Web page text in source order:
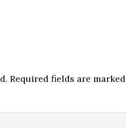
Required fields are marked